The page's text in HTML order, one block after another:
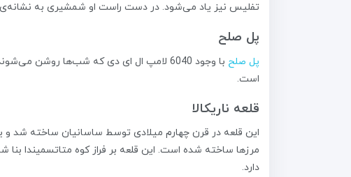
تفلیس نیز یاد می‌شود. در دست راست او شمشیری به
پل صلح
پل صلح
است.
قلعه ناریکالا
این قلعه در قرن چهارم میلادی توسط ساسانیان ساخته شد و
مرزها ساخته شده است. این قلعه بر فراز کوه متاتسمیندا
دارد.